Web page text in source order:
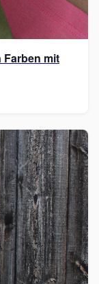
mit